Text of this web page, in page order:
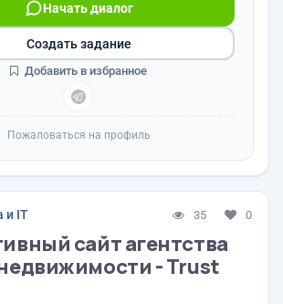
Начать диалог
Создать задание
Добавить в избранное
Пожаловаться на профиль
и IT 35 0
сайт агентства
- Trust